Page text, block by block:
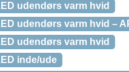
udendørs varm hvid
udendørs varm hvid –
udendørs varm hvid
inde/ude